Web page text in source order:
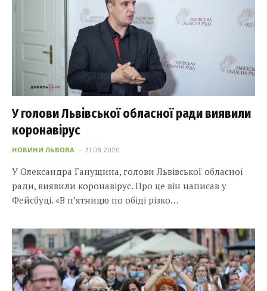
У голови Львівської обласної ради виявили
коронавірус
НОВИНИ ЛЬВОВА 31.08.2020
У Олександра Ганущина, голови Львівської обласної
ради, виявили коронавірус. Про це він написав у
Фейсбуці. «В п’ятницю по обіді різко…